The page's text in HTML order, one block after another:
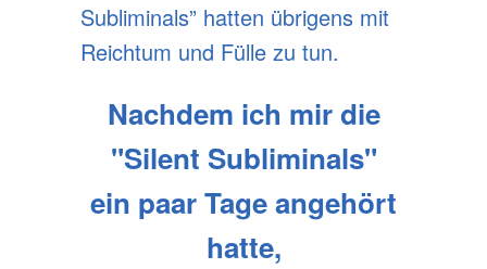
Subliminals” hatten übrigens mit
Reichtum und Fülle zu tun.
Nachdem ich mir die
"Silent Subliminals"
ein paar Tage angehört
hatte,